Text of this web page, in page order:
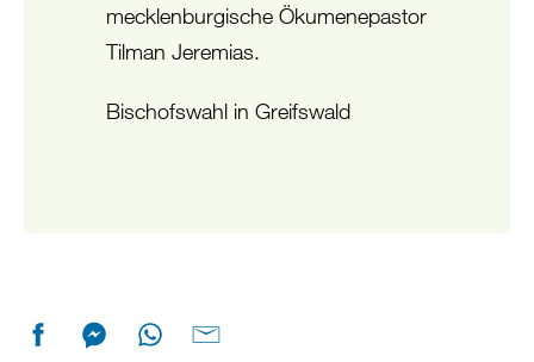
mecklenburgische Ökumenepastor
Tilman Jeremias.
Bischofswahl in Greifswald